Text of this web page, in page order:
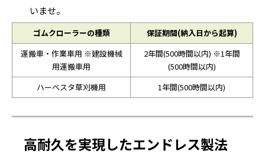
いませ。
ゴムクローラーの種類
保証期間(納入日から起算)
運搬車・作業車用 ※建設機械
用運搬車用
2年間(500時間以内) ※1年間
(500時間以内)
ハーベスタ草刈機用
1年間(500時間以内)
高耐久を実現したエンドレス製法